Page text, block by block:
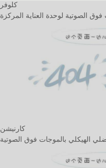
كلوفر
فوق الصوتية لوحدة العناية المركزة
كارنيشن
الهيكلي بالموجات فوق الصوتية